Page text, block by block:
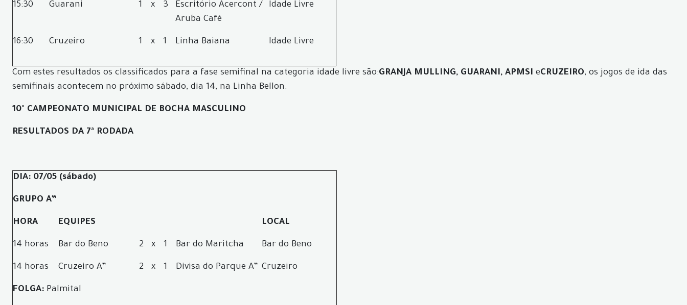
15:30 Guarani 1 x 3
Escritório Acercont /
Aruba Café
Idade Livre
16:30 Cruzeiro 1 x 1 Linha Baiana Idade Livre
Com estes resultados os classificados para a fase semifinal na categoria idade livre são:GRANJA MULLING, GUARANI, APMSI eCRUZEIRO, os jogos de ida das
semifinais acontecem no próximo sábado, dia 14, na Linha Bellon.
10° CAMPEONATO MUNICIPAL DE BOCHA MASCULINO
RESULTADOS DA 7ª RODADA
DIA: 07/05 (sábado)
GRUPO A”
HORA EQUIPES LOCAL
14 horas Bar do Beno 2 x 1 Bar do Maritcha Bar do Beno
14 horas Cruzeiro A” 2 x 1 Divisa do Parque A” Cruzeiro
FOLGA: Palmital